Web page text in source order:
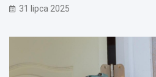
31 lipca 2025